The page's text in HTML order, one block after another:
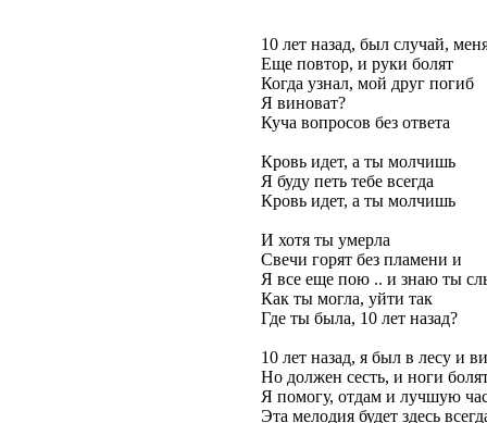
10 лет назад, был случай,
Еще повтор, и руки болят
Когда узнал, мой друг погиб
Я виноват?
Куча вопросов без ответа
Кровь идет, а ты молчишь
Я буду петь тебе всегда
Кровь идет, а ты молчишь
И хотя ты умерла
Свечи горят без пламени и
Я все еще пою .. и знаю ты
Как ты могла, уйти так
Где ты была, 10 лет назад?
10 лет назад, я был в лесу и
Но должен сесть, и ноги
Я помогу, отдам и лучшую
Эта мелодия будет здесь